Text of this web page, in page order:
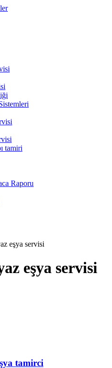
tamiri
Raporu
eşya servisi
eşya servisi